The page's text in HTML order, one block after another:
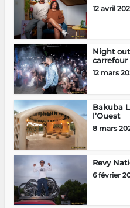
12 avril
Night
carrefour
12 mars
Bakuba
l’Ouest
8 mars
Revy
6 février